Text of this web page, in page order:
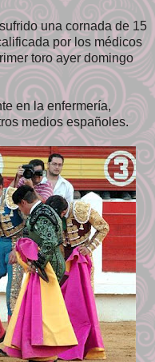
una cornada de 15
por los médicos
toro ayer domingo
en la enfermería,
medios españoles.